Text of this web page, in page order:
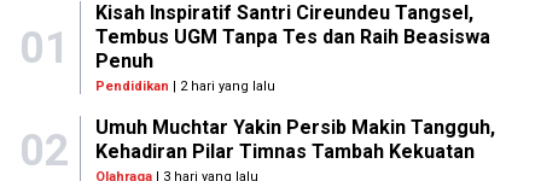
01
Kisah Inspiratif Santri Cireundeu Tangsel,
Tembus UGM Tanpa Tes dan Raih Beasiswa
Penuh
Pendidikan | 2 hari yang lalu
02
Umuh Muchtar Yakin Persib Makin Tangguh,
Kehadiran Pilar Timnas Tambah Kekuatan
Olahraga| 3 hari yang lalu